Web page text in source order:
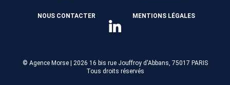
© Agence Morse | 2026 16 bis rue Jouffroy d'Abbans, 75017 PARIS
Tous droits réservés
NOUS CONTACTER MENTIONS LÉGALES